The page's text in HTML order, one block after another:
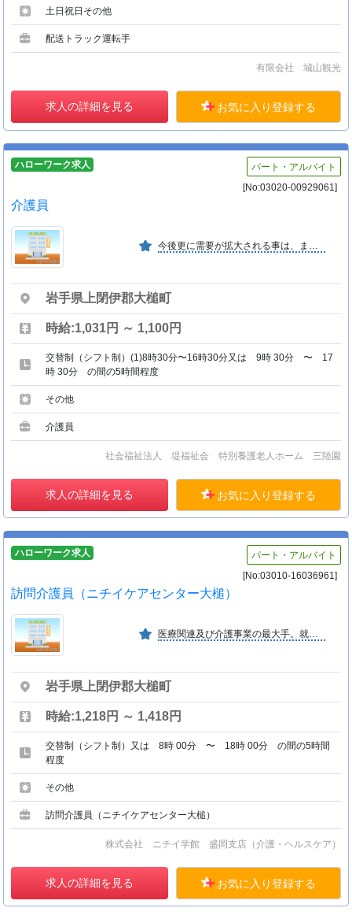
土日祝日その他
配送トラック運転手
有限会社 城山観光
求人の詳細を見る お気に入り登録する
ハローワーク求人
パート・アルバイト
[No:03020-00929061]
介護員
今後更に需要が拡大される事は、まちがいなく、それに担わる人材の育成と高齢社会への一助となっている。
岩手県上閉伊郡大槌町
時給:1,031円 ～ 1,100円
交替制（シフト制）(1)8時30分〜16時30分又は 9時 30分 〜 17
時 30分 の間の5時間程度
その他
介護員
社会福祉法人 堤福祉会 特別養護老人ホーム 三陸園
求人の詳細を見る お気に入り登録する
ハローワーク求人
パート・アルバイト
[No:03010-16036961]
訪問介護員（ニチイケアセンター大槌）
医療関連及び介護事業の最大手。就業前後のキャリアアップ制度の充実に取り組んでいる。また、女性の社会進出にも注力しており「次世代認定マークくるみんマーク」を取得。
岩手県上閉伊郡大槌町
時給:1,218円 ～ 1,418円
交替制（シフト制）又は 8時 00分 〜 18時 00分 の間の5時間
程度
その他
訪問介護員（ニチイケアセンター大槌）
株式会社 ニチイ学館 盛岡支店（介護・ヘルスケア）
求人の詳細を見る お気に入り登録する